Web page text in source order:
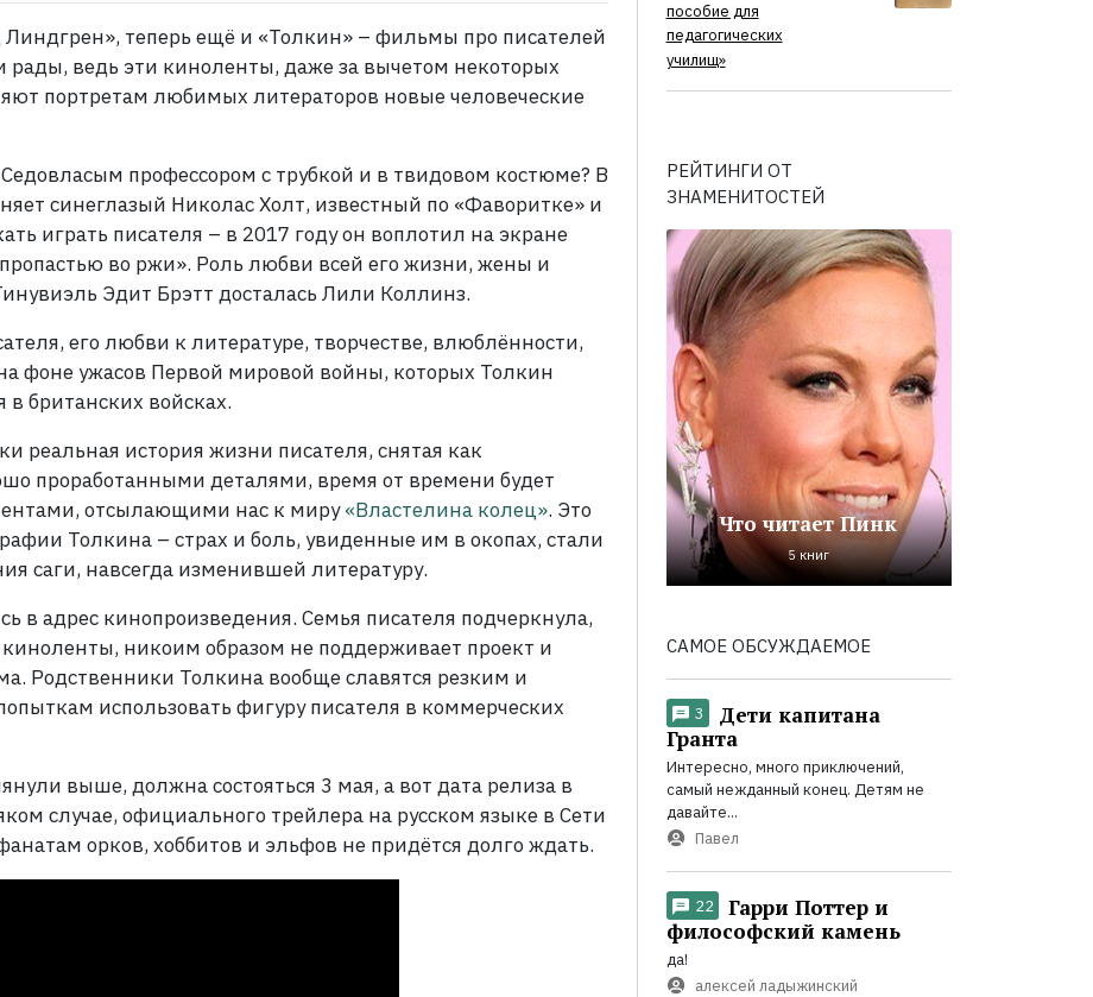
Линдгрен», теперь ещё и «Толкин» – фильмы про писателей
ведь эти киноленты, даже за вычетом некоторых
портретам любимых литераторов новые человеческие
профессором с трубкой и в твидовом костюме? В
синеглазый Николас Холт, известный по «Фаворитке» и
играть писателя – в 2017 году он воплотил на экране
во ржи». Роль любви всей его жизни, жены и
Эдит Брэтт досталась Лили Коллинз.
его любви к литературе, творчестве, влюблённости,
фоне ужасов Первой мировой войны, которых Толкин
в британских войсках.
реальная история жизни писателя, снятая как
проработанными деталями, время от времени будет
отсылающими нас к миру«Властелина колец». Это
Толкина – страх и боль, увиденные им в окопах, стали
саги, навсегда изменившей литературу.
в адрес кинопроизведения. Семья писателя подчеркнула,
никоим образом не поддерживает проект и
Родственники Толкина вообще славятся резким и
использовать фигуру писателя в коммерческих
выше, должна состояться 3 мая, а вот дата релиза в
случае, официального трейлера на русском языке в Сети
орков, хоббитов и эльфов не придётся долго ждать.
пособие для
педагогических
училищ»
РЕЙТИНГИ ОТ
ЗНАМЕНИТОСТЕЙ
Что читает Пинк
5 книг
САМОЕ ОБСУЖДАЕМОЕ
3
Дети капитана
Гранта
Интересно, много приключений,
самый нежданный конец. Детям не
давайте...
Павел
22
Гарри Поттер и
философский камень
да!
алексей ладыжинский